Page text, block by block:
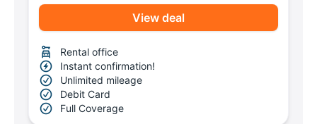
View deal
Rental office
Instant confirmation!
Unlimited mileage
Debit Card
Full Coverage